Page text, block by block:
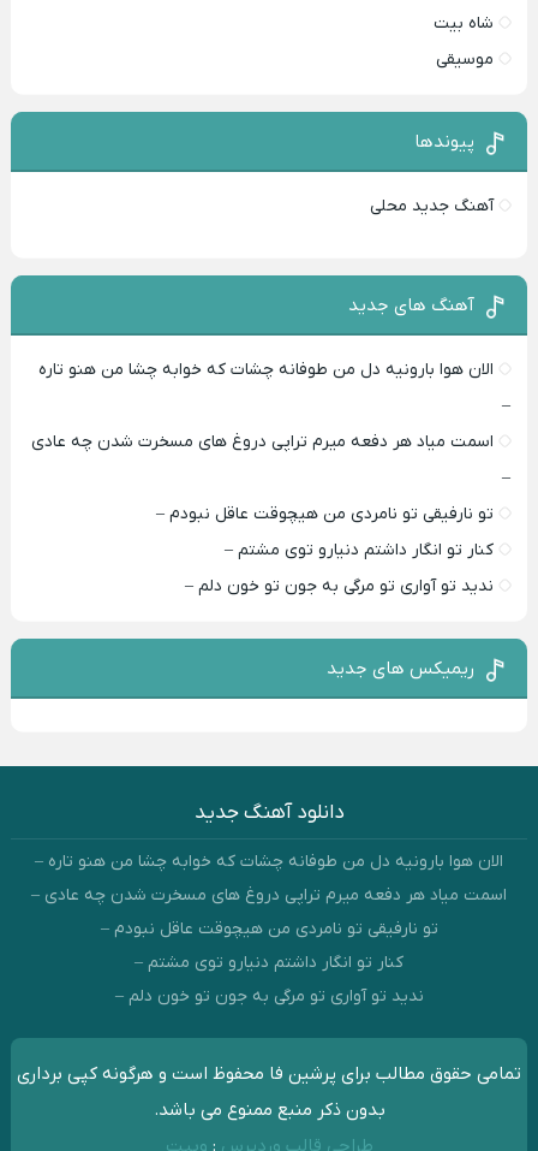
شاه بیت
موسیقی
پیوندها
آهنگ جدید محلی
آهنگ های جدید
الان هوا بارونیه دل من طوفانه چشات که خوابه چشا من هنو تاره
–
اسمت میاد هر دفعه میرم تراپی دروغ‌ های مسخرت شدن چه عادی
–
تو نارفیقی تو نامردی من هیچوقت عاقل نبودم –
کنار تو انگار داشتم دنیارو توی مشتم –
ندید تو آواری تو مرگی به جون تو خون دلم –
ریمیکس های جدید
دانلود آهنگ جدید
الان هوا بارونیه دل من طوفانه چشات که خوابه چشا من هنو تاره –
اسمت میاد هر دفعه میرم تراپی دروغ‌ های مسخرت شدن چه عادی –
تو نارفیقی تو نامردی من هیچوقت عاقل نبودم –
کنار تو انگار داشتم دنیارو توی مشتم –
ندید تو آواری تو مرگی به جون تو خون دلم –
تمامی حقوق مطالب برای پرشین فا محفوظ است و هرگونه کپی برداری
بدون ذکر منبع ممنوع می باشد.
طراحی قالب وردپرس : وبیت